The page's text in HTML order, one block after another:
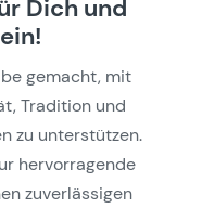
Dich und
gemacht, mit
Tradition und
zu unterstützen.
hervorragende
zuverlässigen